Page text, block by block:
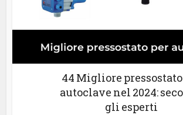
44 Migliore
autoclave nel 2024:
gli esperti